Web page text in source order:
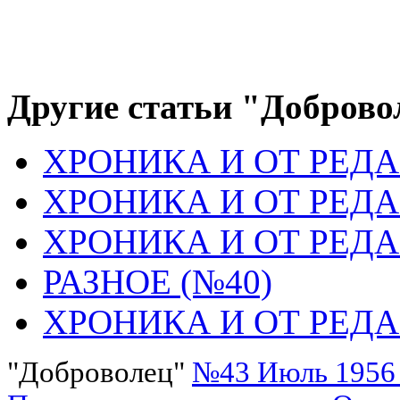
Другие статьи
ХРОНИКА И ОТ
ХРОНИКА И ОТ
ХРОНИКА И ОТ
РАЗНОЕ (№40)
ХРОНИКА И ОТ
"Доброволец" №43 Июль 1956